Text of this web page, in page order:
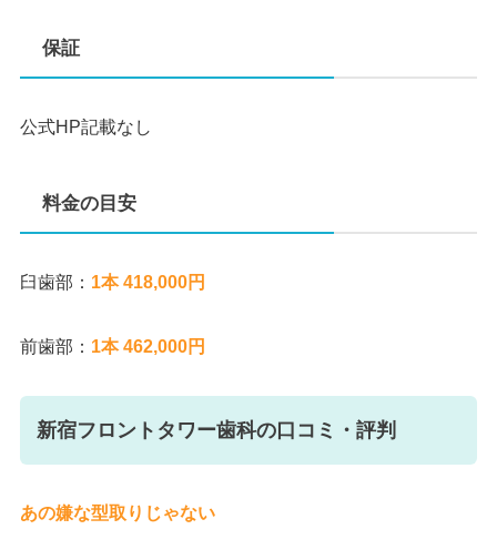
保証
公式HP記載なし
料金の目安
臼歯部： 1本 418,000円
前歯部： 1本 462,000円
新宿フロントタワー歯科の口コミ・評判
あの嫌な型取りじゃない